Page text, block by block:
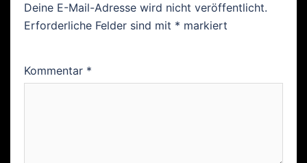
Deine E-Mail-Adresse wird nicht veröffentlicht.
Erforderliche Felder sind mit * markiert
Kommentar *